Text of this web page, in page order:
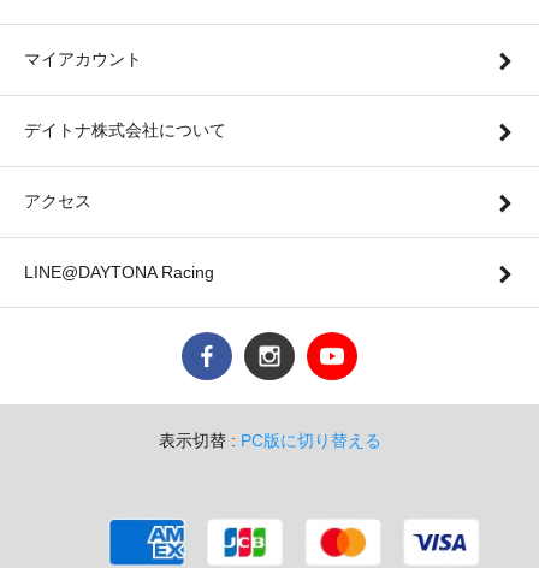
マイアカウント
デイトナ株式会社について
アクセス
LINE@DAYTONA Racing
表示切替 : PC版に切り替える